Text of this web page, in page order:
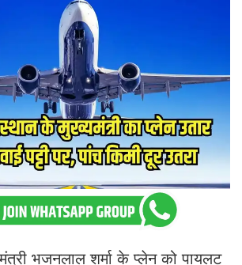
भजनलाल शर्मा के प्लेन को पायलट